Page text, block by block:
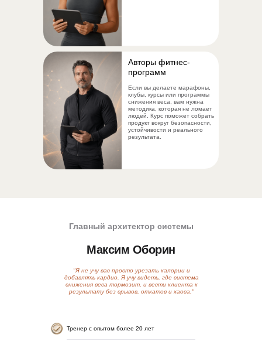
Авторы фитнес-
программ
Если вы делаете марафоны,
клубы, курсы или программы
снижения веса, вам нужна
методика, которая не ломает
людей. Курс поможет собрать
продукт вокруг безопасности,
устойчивости и реального
результата.
Максим Оборин
"Я не учу вас просто урезать калории и
добавлять кардио. Я учу видеть, где система
снижения веса тормозит, и вести клиента к
результату без срывов, откатов и хаоса."
Тренер с опытом более 20 лет
Главный архитектор системы